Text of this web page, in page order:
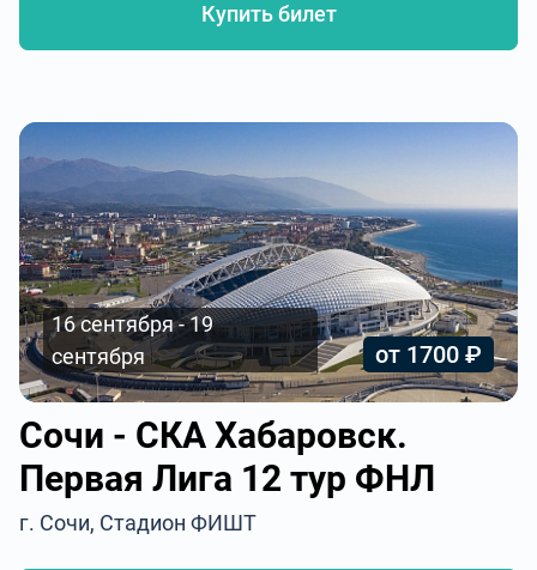
Купить билет
16 сентября - 19
сентября
от 1700 ₽
Сочи - СКА Хабаровск.
Первая Лига 12 тур ФНЛ
г. Сочи, Стадион ФИШТ